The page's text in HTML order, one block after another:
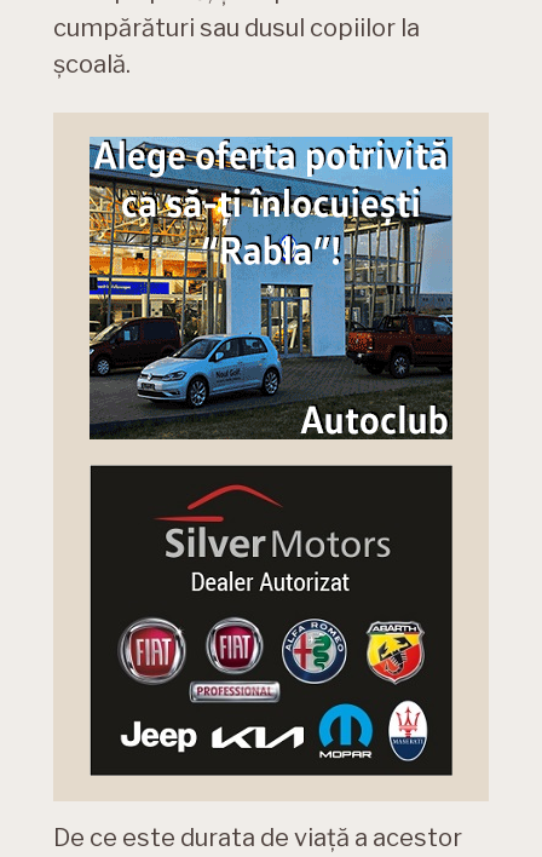
cumpărături sau dusul copiilor la
școală.
De ce este durata de viață a acestor